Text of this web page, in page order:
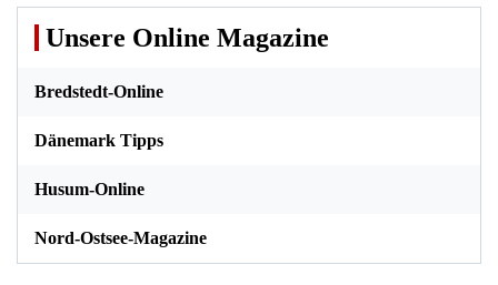
Unsere Online Magazine
Bredstedt-Online
Dänemark Tipps
Husum-Online
Nord-Ostsee-Magazine